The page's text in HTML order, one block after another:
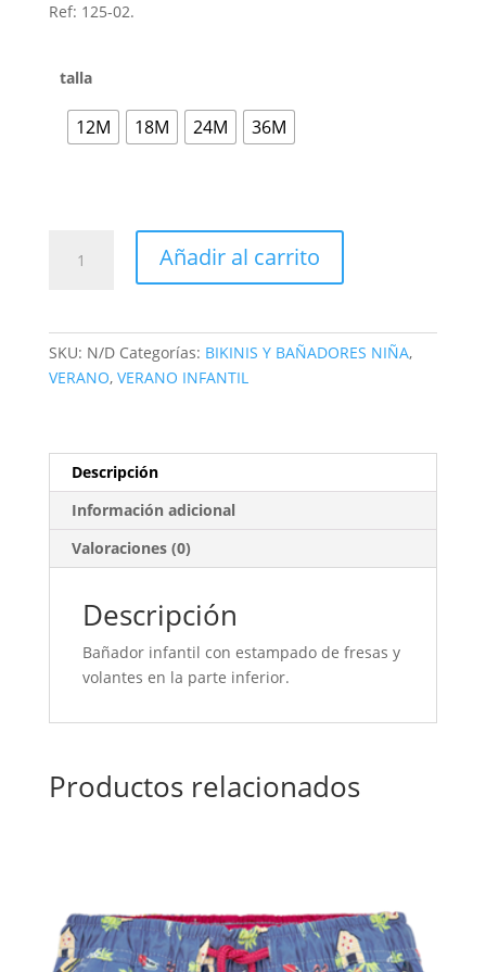
Ref: 125-02.
talla
12M 18M 24M 36M
Añadir al carrito
SKU: N/D Categorías: BIKINIS Y BAÑADORES NIÑA,
VERANO, VERANO INFANTIL
Descripción
Información adicional
Valoraciones (0)
Descripción
Bañador infantil con estampado de fresas y
volantes en la parte inferior.
Productos relacionados